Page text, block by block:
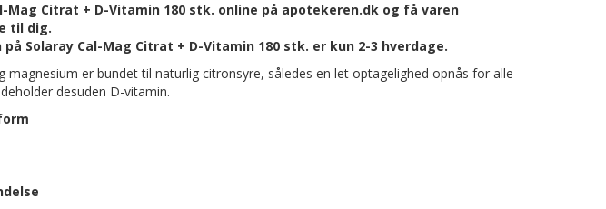
Mag Citrat + D-Vitamin 180 stk. online på apotekeren.dk og få varen
til dig.
Solaray Cal-Mag Citrat + D-Vitamin 180 stk. er kun 2-3 hverdage.
magnesium er bundet til naturlig citronsyre, således en let optagelighed opnås for alle
desuden D-vitamin.